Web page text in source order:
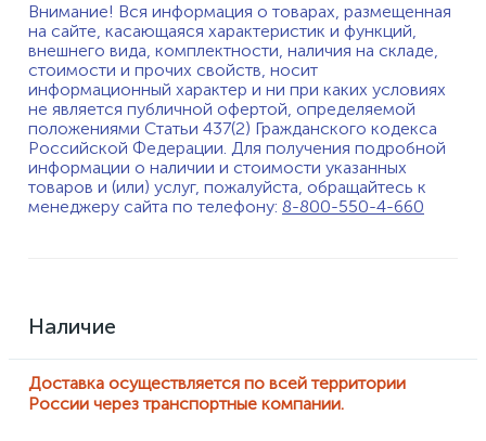
Внимание! Вся информация о товарах, размещенная
на сайте, касающаяся характеристик и функций,
внешнего вида, комплектности, наличия на складе,
стоимости и прочих свойств, носит
информационный характер и ни при каких условиях
не является публичной офертой, определяемой
положениями Статьи 437(2) Гражданского кодекса
Российской Федерации. Для получения подробной
информации о наличии и стоимости указанных
товаров и (или) услуг, пожалуйста, обращайтесь к
менеджеру сайта по телефону: 8-800-550-4-660
Наличие
Доставка осуществляется по всей территории
России через транспортные компании.